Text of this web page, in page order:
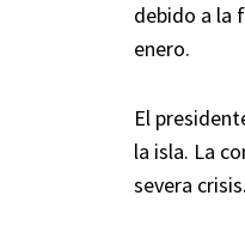
debido a la
enero.
El
la isla. La
severa crisis.